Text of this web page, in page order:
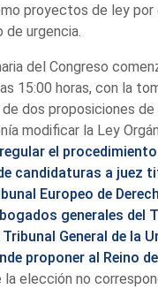
proyectos de ley por
urgencia.
del Congreso
15:00 horas, con la
dos proposiciones de
modificar la Ley
el
candidaturas a juez
Europeo de
generales del
General de la
proponer al Reino
la elección no